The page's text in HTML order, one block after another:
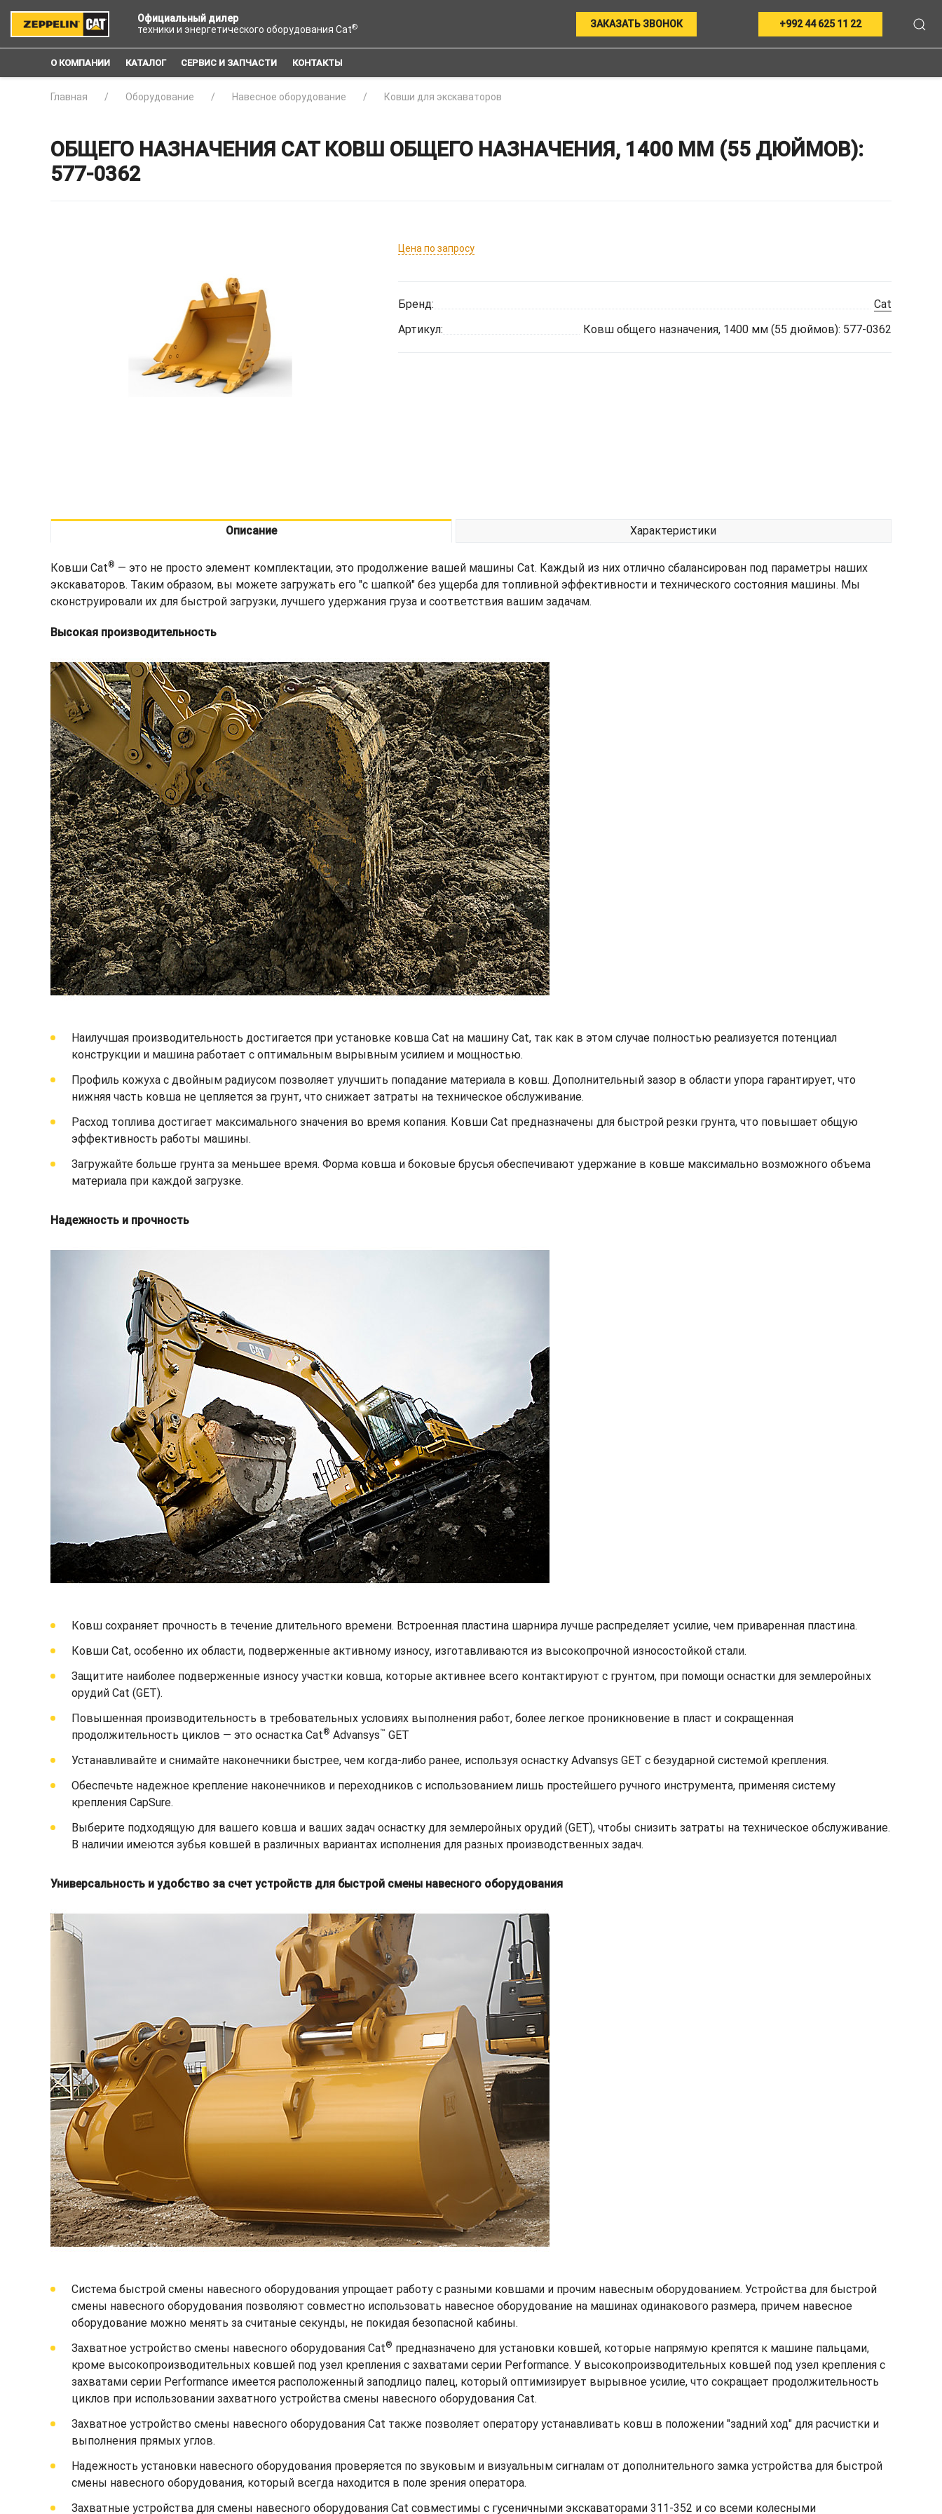
Официальный дилер
техники и энергетического оборудования Cat® ЗАКАЗАТЬ ЗВОНОК +992 44 625 11 22
О КОМПАНИИ КАТАЛОГ СЕРВИС И ЗАПЧАСТИ КОНТАКТЫ
Главная Оборудование Навесное оборудование Ковши для экскаваторов
ОБЩЕГО НАЗНАЧЕНИЯ CAT КОВШ ОБЩЕГО НАЗНАЧЕНИЯ, 1400 ММ (55 ДЮЙМОВ):
577-0362
Цена по запросу
Бренд:
Cat
Артикул:
Ковш общего назначения, 1400 мм (55 дюймов): 577-0362
Описание Характеристики
Ковши Cat® — это не просто элемент комплектации, это продолжение вашей машины Cat. Каждый из них отлично сбалансирован под параметры наших
экскаваторов. Таким образом, вы можете загружать его "с шапкой" без ущерба для топливной эффективности и технического состояния машины. Мы
сконструировали их для быстрой загрузки, лучшего удержания груза и соответствия вашим задачам.
Высокая производительность
Наилучшая производительность достигается при установке ковша Cat на машину Cat, так как в этом случае полностью реализуется потенциал
конструкции и машина работает с оптимальным вырывным усилием и мощностью.
Профиль кожуха с двойным радиусом позволяет улучшить попадание материала в ковш. Дополнительный зазор в области упора гарантирует, что
нижняя часть ковша не цепляется за грунт, что снижает затраты на техническое обслуживание.
Расход топлива достигает максимального значения во время копания. Ковши Cat предназначены для быстрой резки грунта, что повышает общую
эффективность работы машины.
Загружайте больше грунта за меньшее время. Форма ковша и боковые брусья обеспечивают удержание в ковше максимально возможного объема
материала при каждой загрузке.
Надежность и прочность
Ковш сохраняет прочность в течение длительного времени. Встроенная пластина шарнира лучше распределяет усилие, чем приваренная пластина.
Ковши Cat, особенно их области, подверженные активному износу, изготавливаются из высокопрочной износостойкой стали.
Защитите наиболее подверженные износу участки ковша, которые активнее всего контактируют с грунтом, при помощи оснастки для землеройных
орудий Cat (GET).
Повышенная производительность в требовательных условиях выполнения работ, более легкое проникновение в пласт и сокращенная
продолжительность циклов — это оснастка Cat® Advansys™ GET
Устанавливайте и снимайте наконечники быстрее, чем когда-либо ранее, используя оснастку Advansys GET с безударной системой крепления.
Обеспечьте надежное крепление наконечников и переходников с использованием лишь простейшего ручного инструмента, применяя систему
крепления CapSure.
Выберите подходящую для вашего ковша и ваших задач оснастку для землеройных орудий (GET), чтобы снизить затраты на техническое обслуживание.
В наличии имеются зубья ковшей в различных вариантах исполнения для разных производственных задач.
Универсальность и удобство за счет устройств для быстрой смены навесного оборудования
Система быстрой смены навесного оборудования упрощает работу с разными ковшами и прочим навесным оборудованием. Устройства для быстрой
смены навесного оборудования позволяют совместно использовать навесное оборудование на машинах одинакового размера, причем навесное
оборудование можно менять за считаные секунды, не покидая безопасной кабины.
Захватное устройство смены навесного оборудования Cat® предназначено для установки ковшей, которые напрямую крепятся к машине пальцами,
кроме высокопроизводительных ковшей под узел крепления с захватами серии Performance. У высокопроизводительных ковшей под узел крепления с
захватами серии Performance имеется расположенный заподлицо палец, который оптимизирует вырывное усилие, что сокращает продолжительность
циклов при использовании захватного устройства смены навесного оборудования Cat.
Захватное устройство смены навесного оборудования Cat также позволяет оператору устанавливать ковш в положении "задний ход" для расчистки и
выполнения прямых углов.
Надежность установки навесного оборудования проверяется по звуковым и визуальным сигналам от дополнительного замка устройства для быстрой
смены навесного оборудования, который всегда находится в поле зрения оператора.
Захватные устройства для смены навесного оборудования Cat совместимы с гусеничными экскаваторами 311-352 и со всеми колесными